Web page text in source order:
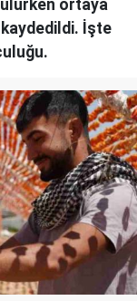
ortaya
İşte